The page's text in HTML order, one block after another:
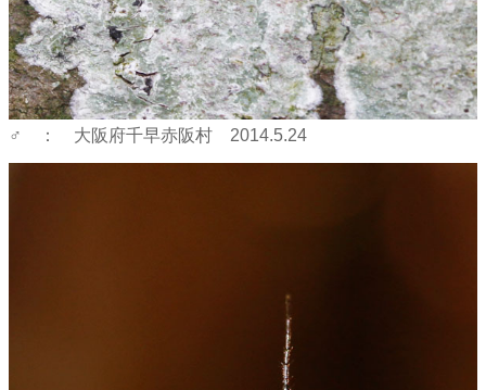
♂ ： 大阪府千早赤阪村 2014.5.24